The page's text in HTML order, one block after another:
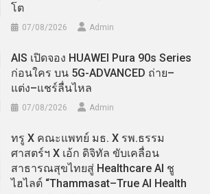
โต
07/08/2026 Admin
AIS เปิดจอง HUAWEI Pura 90s Series
ก่อนใคร บน 5G-ADVANCED ถ่าย–
แต่ง–แชร์ลื่นไหล
07/08/2026 Admin
ทรู X คณะแพทย์ มธ. X รพ.ธรรม
ศาสตร์ฯ X เอ้ก ดิจิทัล ขับเคลื่อน
สาธารณสุขไทยสู่ Healthcare AI ชู
ไฮไลต์ “Thammasat–True AI Health